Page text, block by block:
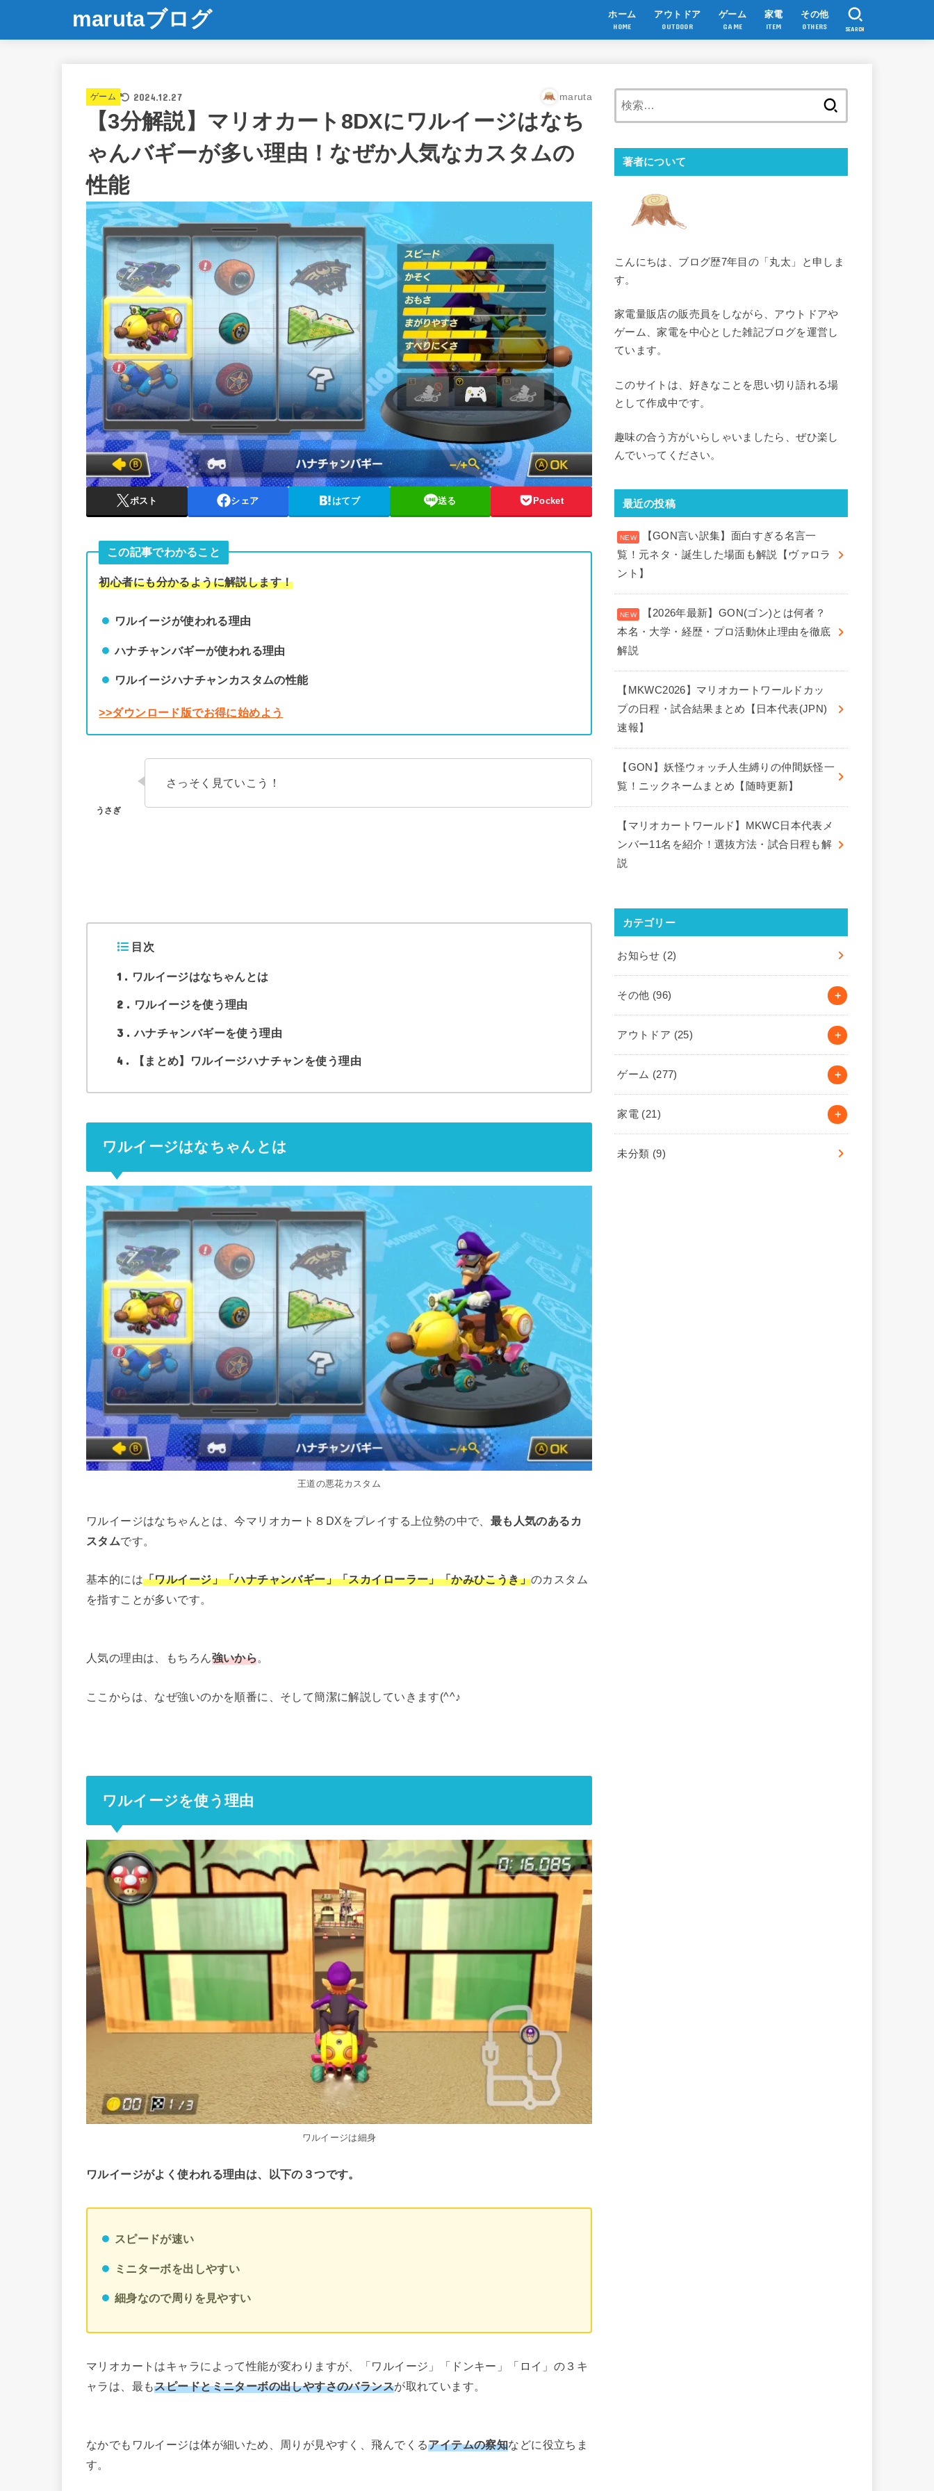
marutaブログ ホーム
HOME
アウトドア
OUTDOOR
ゲーム
GAME
家電
ITEM
その他
OTHERS SEARCH
ゲーム 2024.12.27 maruta
【3分解説】マリオカート8DXにワルイージはなち
ゃんバギーが多い理由！なぜか人気なカスタムの
性能
ポスト シェア はてブ 送る Pocket
この記事でわかること
初心者にも分かるように解説します！
ワルイージが使われる理由
ハナチャンバギーが使われる理由
ワルイージハナチャンカスタムの性能
>>ダウンロード版でお得に始めよう
さっそく見ていこう！
目次
1 ワルイージはなちゃんとは
2 ワルイージを使う理由
3 ハナチャンバギーを使う理由
4 【まとめ】ワルイージハナチャンを使う理由
ワルイージはなちゃんとは
王道の悪花カスタム
ワルイージはなちゃんとは、今マリオカート８DXをプレイする上位勢の中で、 最も人気のあるカ
スタムです。
基本的には「ワルイージ」「ハナチャンバギー」「スカイローラー」「かみひこうき」のカスタム
を指すことが多いです。
人気の理由は、もちろん強いから。
ここからは、なぜ強いのかを順番に、そして簡潔に解説していきます(^^♪
ワルイージを使う理由
ワルイージは細身
ワルイージがよく使われる理由は、以下の３つです。
スピードが速い
ミニターボを出しやすい
細身なので周りを見やすい
マリオカートはキャラによって性能が変わりますが、「ワルイージ」「ドンキー」「ロイ」の３キ
ャラは、最もスピードとミニターボの出しやすさのバランスが取れています。
なかでもワルイージは体が細いため、周りが見やすく、飛んでくるアイテムの察知などに役立ちま
す。
著者について
こんにちは、ブログ歴7年目の「丸太」と申しま
す。
家電量販店の販売員をしながら、アウトドアや
ゲーム、家電を中心とした雑記ブログを運営し
ています。
このサイトは、好きなことを思い切り語れる場
として作成中です。
趣味の合う方がいらしゃいましたら、ぜひ楽し
んでいってください。
最近の投稿
【GON言い訳集】面白すぎる名言一
覧！元ネタ・誕生した場面も解説【ヴァロラ
ント】
【2026年最新】GON(ゴン)とは何者？
本名・大学・経歴・プロ活動休止理由を徹底
解説
【MKWC2026】マリオカートワールドカッ
プの日程・試合結果まとめ【日本代表(JPN)
速報】
【GON】妖怪ウォッチ人生縛りの仲間妖怪一
覧！ニックネームまとめ【随時更新】
【マリオカートワールド】MKWC日本代表メ
ンバー11名を紹介！選抜方法・試合日程も解
説
カテゴリー
お知らせ (2)
その他 (96)
アウトドア (25)
ゲーム (277)
家電 (21)
未分類 (9)